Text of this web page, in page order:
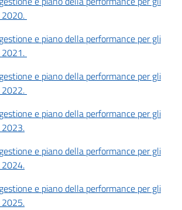
e piano della performance per gli
e piano della performance per gli
e piano della performance per gli
e piano della performance per gli
e piano della performance per gli